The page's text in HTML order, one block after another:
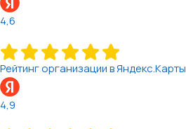
4,6
Рейтинг организации в Яндекс.Карты
4,9